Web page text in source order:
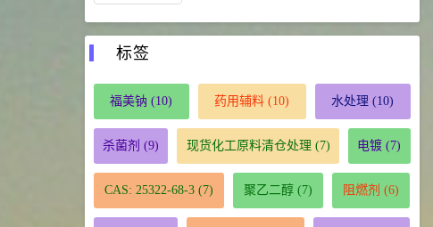
标签
福美钠 (10) 药用辅料 (10) 水处理 (10)
杀菌剂 (9) 现货化工原料清仓处理 (7) 电镀 (7)
CAS: 25322-68-3(7) 聚乙二醇(7) 阻燃剂 (6)